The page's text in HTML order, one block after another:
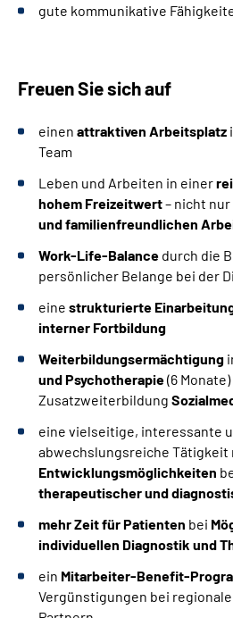
gute kommunikative
Freuen Sie sich auf
einen attraktiven Arbeitsplatz
Team
Leben und Arbeiten in einer
hohem Freizeitwert– nicht
und familienfreundlichen
Work-Life-Balance durch die
persönlicher Belange bei der
eine strukturierte
interner Fortbildung
Weiterbildungsermächtigung
und Psychotherapie(6
Zusatzweiterbildung
eine vielseitige, interessante
abwechslungsreiche Tätigkeit
Entwicklungsmöglichkeiten
therapeutischer und
mehr Zeit für Patienten bei
individuellen Diagnostik und
ein Mitarbeiter-Benefit-
Vergünstigungen bei